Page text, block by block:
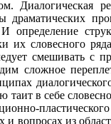
Диалогическая
драматических
их словесного
смешивать с
сложное
таит в себе
и вопросах из